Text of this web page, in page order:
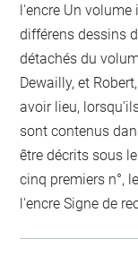
l'encre Un volume
différens dessins
détachés du
Dewailly, et
avoir lieu,
sont contenus
être décrits sous
cinq premiers n°,
l'encre Signe de